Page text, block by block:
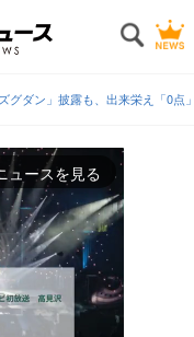
グダン」披露も、出来栄え「0点
ュースを見る